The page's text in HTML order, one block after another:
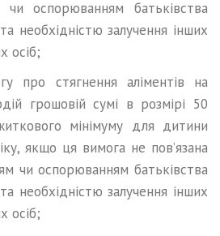
чи оспорюванням батьківства
необхідністю залучення інших
осіб;
про стягнення аліментів на
грошовій сумі в розмірі 50
мінімуму для дитини
якщо ця вимога не пов’язана
чи оспорюванням батьківства
необхідністю залучення інших
осіб;